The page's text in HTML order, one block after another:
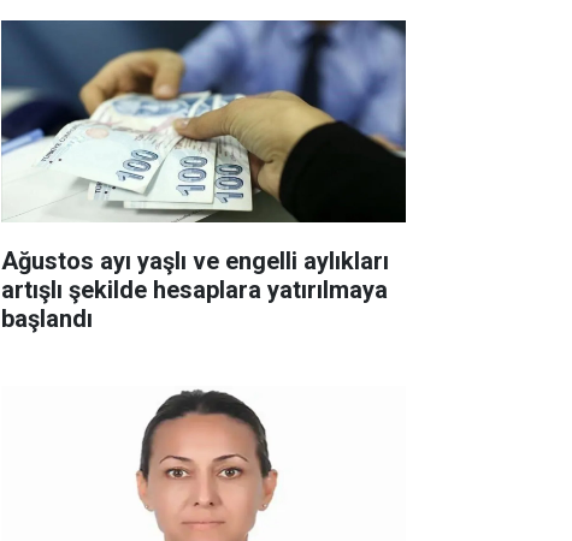
Ağustos ayı yaşlı ve engelli aylıkları
artışlı şekilde hesaplara yatırılmaya
başlandı